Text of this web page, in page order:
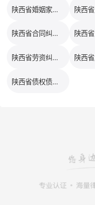
陕西省婚姻家事律师排行榜
陕西省合同纠纷律师排行榜
陕西省劳资纠纷律师排行榜
陕西省债权债务律师排行榜